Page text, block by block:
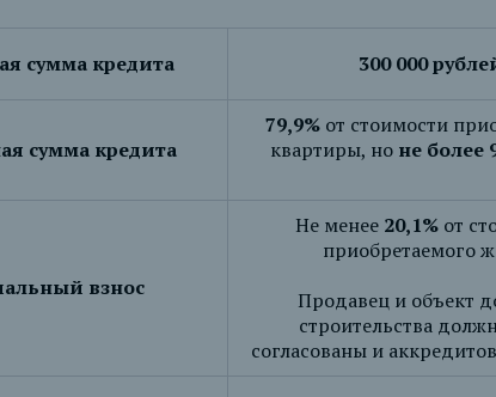
сумма кредита 300 000
сумма кредита
79,9%от стоимости
квартиры, но не более
взнос
Не менее 20,1% от
приобретаемого
Продавец и объект
строительства
согласованы и